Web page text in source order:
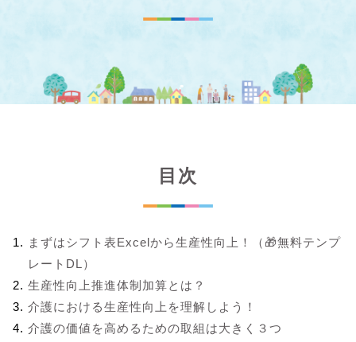
目次
まずはシフト表Excelから生産性向上！（🎁無料テンプ
レートDL）
生産性向上推進体制加算とは？
介護における生産性向上を理解しよう！
介護の価値を高めるための取組は大きく３つ